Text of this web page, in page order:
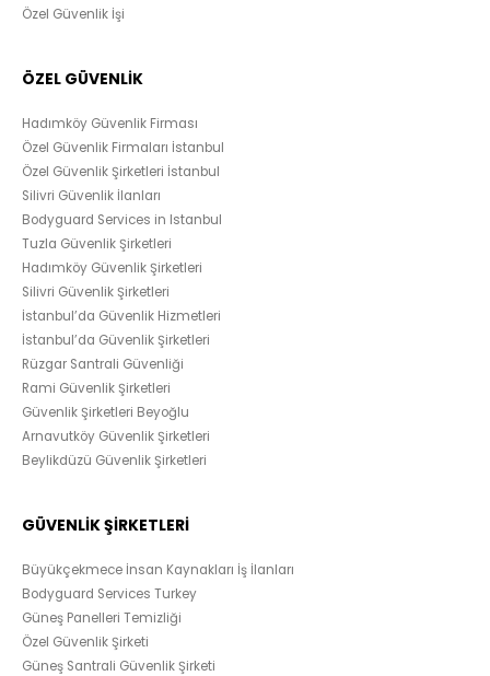
Özel Güvenlik İşi
ÖZEL GÜVENLİK
Hadımköy Güvenlik Firması
Özel Güvenlik Firmaları İstanbul
Özel Güvenlik Şirketleri İstanbul
Silivri Güvenlik İlanları
Bodyguard Services in Istanbul
Tuzla Güvenlik Şirketleri
Hadımköy Güvenlik Şirketleri
Silivri Güvenlik Şirketleri
İstanbul’da Güvenlik Hizmetleri
İstanbul’da Güvenlik Şirketleri
Rüzgar Santrali Güvenliği
Rami Güvenlik Şirketleri
Güvenlik Şirketleri Beyoğlu
Arnavutköy Güvenlik Şirketleri
Beylikdüzü Güvenlik Şirketleri
GÜVENLİK ŞİRKETLERİ
Büyükçekmece İnsan Kaynakları İş İlanları
Bodyguard Services Turkey
Güneş Panelleri Temizliği
Özel Güvenlik Şirketi
Güneş Santrali Güvenlik Şirketi